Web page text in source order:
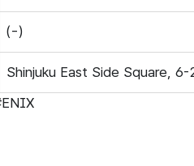
(-)
Shinjuku East Side Square,